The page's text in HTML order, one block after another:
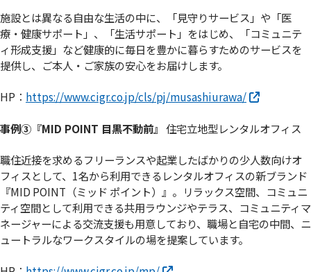
施設とは異なる自由な生活の中に、「見守りサービス」や「医
療・健康サポート」、「生活サポート」をはじめ、「コミュニテ
ィ形成支援」など健康的に毎日を豊かに暮らすためのサービスを
提供し、ご本人・ご家族の安心をお届けします。
HP： https://www.cigr.co.jp/cls/pj/musashiurawa/
事例③『MID POINT 目黒不動前』 住宅立地型レンタルオフィス
職住近接を求めるフリーランスや起業したばかりの少人数向けオ
フィスとして、1名から利用できるレンタルオフィスの新ブランド
『MID POINT（ミッド ポイント）』。リラックス空間、コミュニ
ティ空間として利用できる共用ラウンジやテラス、コミュニティマ
ネージャーによる交流支援も用意しており、職場と自宅の中間、ニ
ュートラルなワークスタイルの場を提案しています。